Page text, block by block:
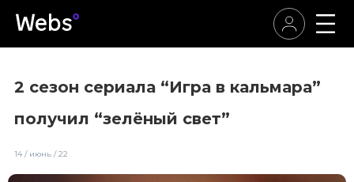
2 сезон сериала “Игра в кальмара”
получил “зелёный свет”
14 / июнь / 22